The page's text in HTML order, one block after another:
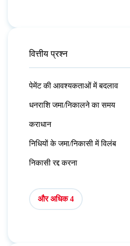
वित्तीय प्रश्न
पेमेंट की आवश्यकताओं में बदलाव
धनराशि जमा/निकालने का समय
कराधान
निधियों के जमा/निकासी में विलंब
निकासी रद्द करना
और अधिक 4